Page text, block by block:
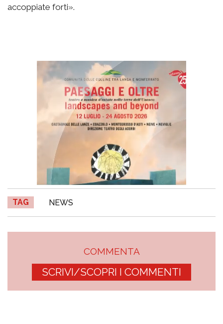
accoppiate forti».
TAG NEWS
COMMENTA
SCRIVI/SCOPRI I COMMENTI